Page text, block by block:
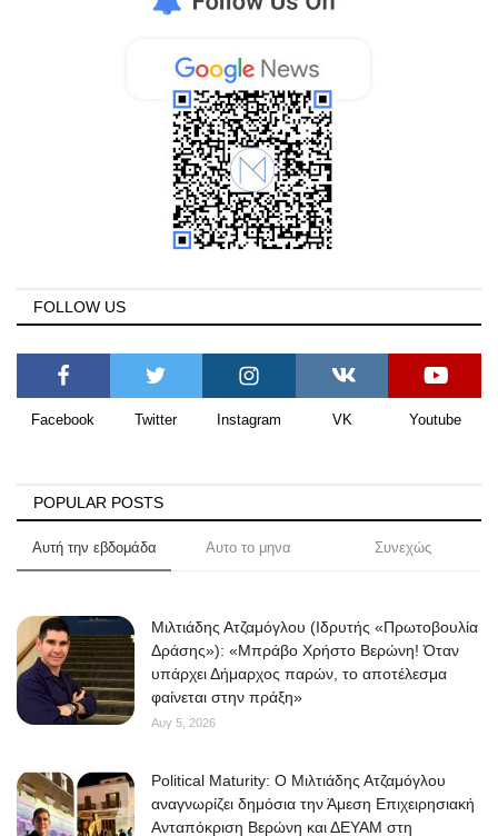
FOLLOW US
Facebook Twitter Instagram VK Youtube
POPULAR POSTS
Αυτή την εβδομάδα Αυτο το μηνα Συνεχώς
Μιλτιάδης Ατζαμόγλου (Ιδρυτής «Πρωτοβουλία
Δράσης»): «Μπράβο Χρήστο Βερώνη! Όταν
υπάρχει Δήμαρχος παρών, το αποτέλεσμα
φαίνεται στην πράξη»
Αυγ 5, 2026
Political Maturity: Ο Μιλτιάδης Ατζαμόγλου
αναγνωρίζει δημόσια την Άμεση Επιχειρησιακή
Ανταπόκριση Βερώνη και ΔΕΥΑΜ στη